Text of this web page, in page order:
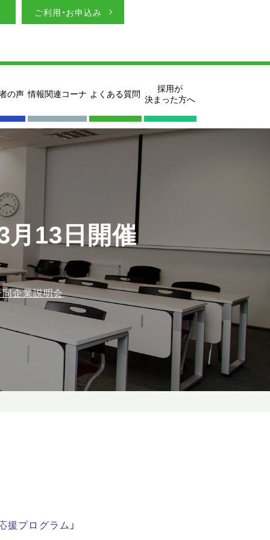
ご利用・お申込み
の声 情報関連コーナ よくある質問
採用が
決まった方へ
月13日開催
企業説明会
プログラム」